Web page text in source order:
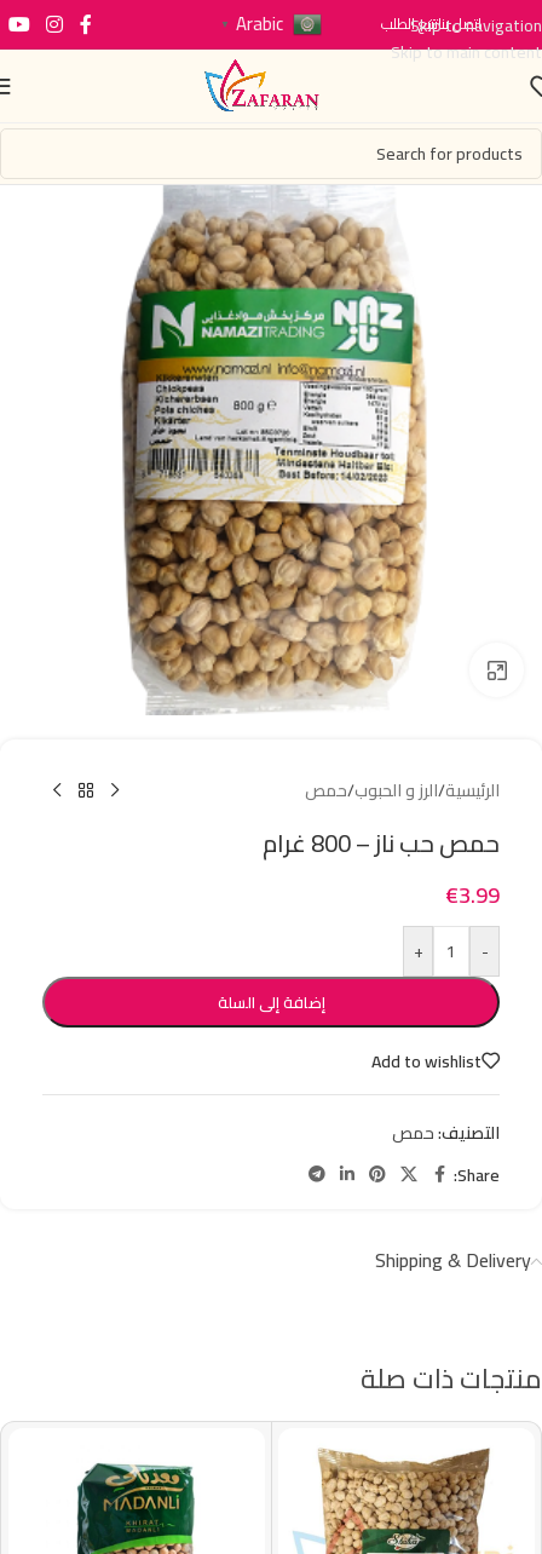
Skip to navigation
Skip to main content
اتصل بناتتبع الطلب Arabic
▼
Click to enlarge
الرئيسية/الرز و الحبوب/حمص
حمص حب ناز – 800 غرام
€3.99
-
+
إضافة إلى السلة
Add to wishlist
التصنيف:حمص
Share:
Shipping & Delivery
منتجات ذات صلة